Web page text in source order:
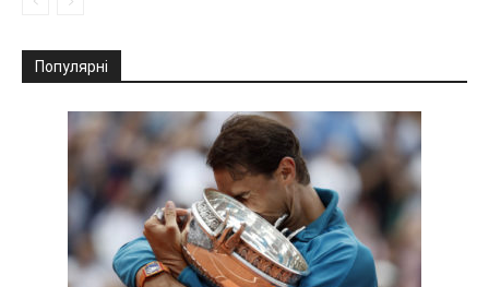
Популярні